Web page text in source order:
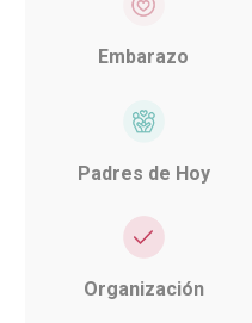
Embarazo
Padres de Hoy
Organización